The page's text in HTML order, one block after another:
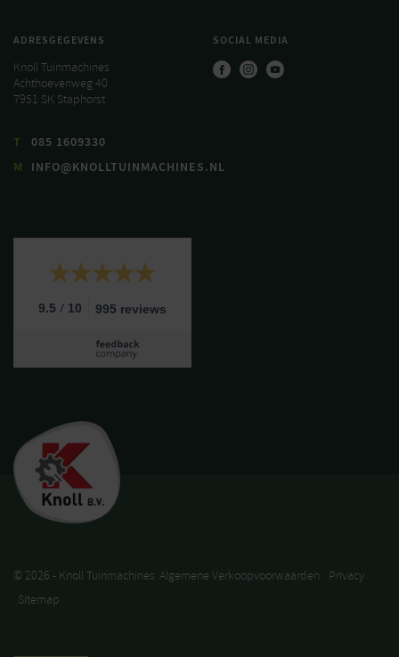
ADRESGEGEVENS
Knoll Tuinmachines
Achthoevenweg 40
7951 SK Staphorst
T
085 1609330
M
INFO@KNOLLTUINMACHINES.NL
SOCIAL MEDIA
9.5 / 10 995 reviews
© 2026 - Knoll Tuinmachines Algemene Verkoopvoorwaarden
Privacy
Sitemap